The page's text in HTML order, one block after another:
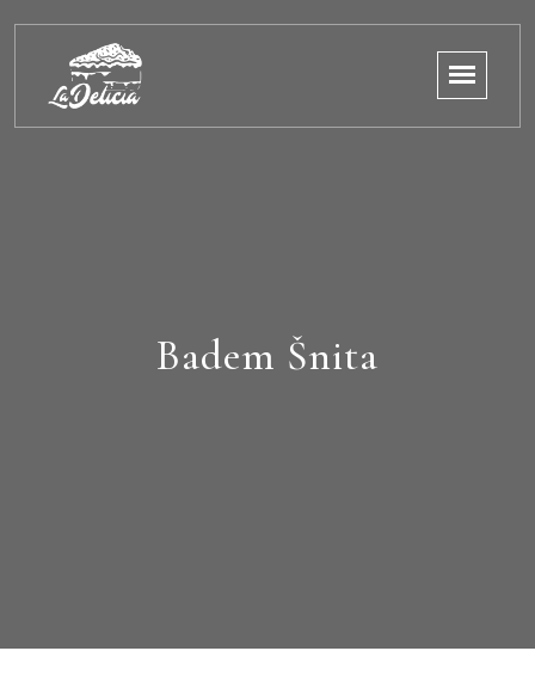
Badem Šnita